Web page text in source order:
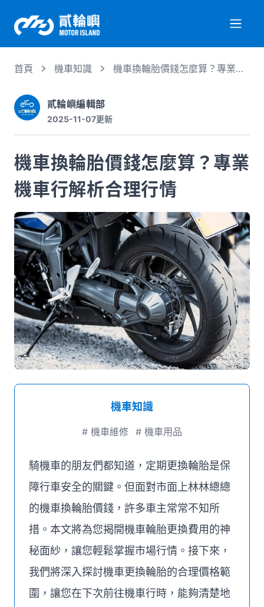
服務項目
機車行情
徵才資訊
媒體推薦
聯絡我們
首頁 機車知識
機車換輪胎價錢怎麼算？專業機
貳輪嶼編輯部
2025-11-07更新
機車換輪胎價錢怎麼算？專業
機車行解析合理行情
機車知識
# 機車維修 # 機車用品
騎機車的朋友們都知道，定期更換輪胎是保
障行車安全的關鍵。但面對市面上林林總總
的機車換輪胎價錢，許多車主常常不知所
措。本文將為您揭開機車輪胎更換費用的神
秘面紗，讓您輕鬆掌握市場行情。接下來，
我們將深入探討機車更換輪胎的合理價格範
圍，讓您在下次前往機車行時，能夠清楚地